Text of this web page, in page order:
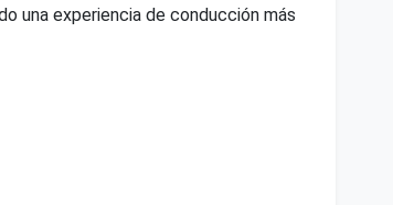
una experiencia de conducción más